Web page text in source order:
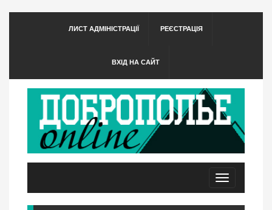
ЛИСТ АДМІНІСТРАЦІЇ РЕЄСТРАЦІЯ
ВХІД НА САЙТ
Toggle
navigation